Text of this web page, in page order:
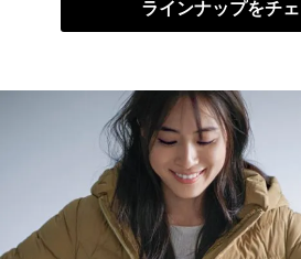
ラインナップをチェ